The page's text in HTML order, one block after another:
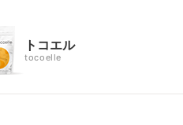
トコエル
tocoelle